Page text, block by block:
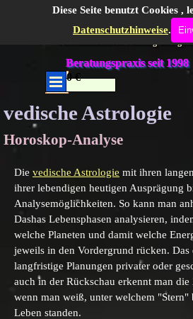
Diese Seite benutzt Cookies ,
Datenschutzhinweise.
Direkt zum Seiteninhalt
Gabrielle Moog, gepr.
Persönlichkeitsentwicklung-
Menü überspringen
0.00 €
Menü überspringen
Beratungspraxis seit 1998
vedische Astrologie
Horoskop-Analyse
Die vedische Astrologie mit ihren
ihrer lebendigen heutigen Ausprägung
Analysemöglichkeiten. So kann man
Dashas Lebensphasen analysieren,
welche Planeten und damit welche
jeweils in den Vordergrund rücken. Das
langfristige Planungen privater oder
auch in der Rückschau erkennt man die
wenn man weiß, unter welchem "Stern"
Leben standen.